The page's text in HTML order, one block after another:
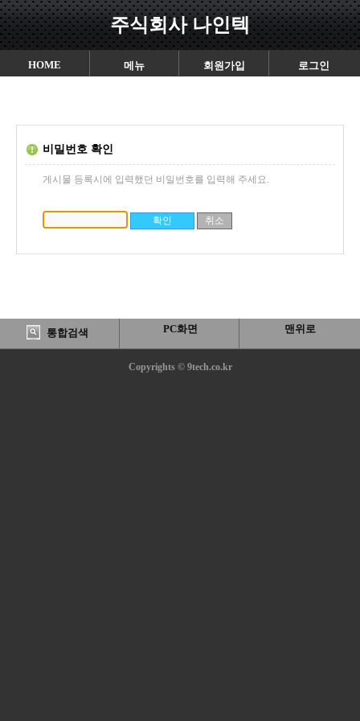
주식회사 나인텍
HOME 메뉴 회원가입 로그인
비밀번호 확인
게시물 등록시에 입력했던 비밀번호를 입력해 주세요.
통합검색 PC화면 맨위로
Copyrights © 9tech.co.kr